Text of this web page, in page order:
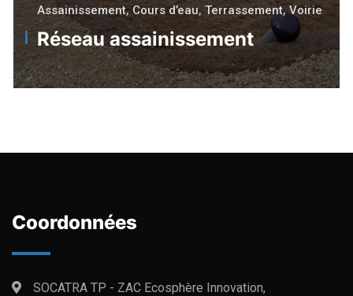
Assainissement, Cours d’eau, Terrassement, Voirie
Réseau assainissement
Coordonnées
SOCATRA TP - ZAC Ecosphère Innovation,